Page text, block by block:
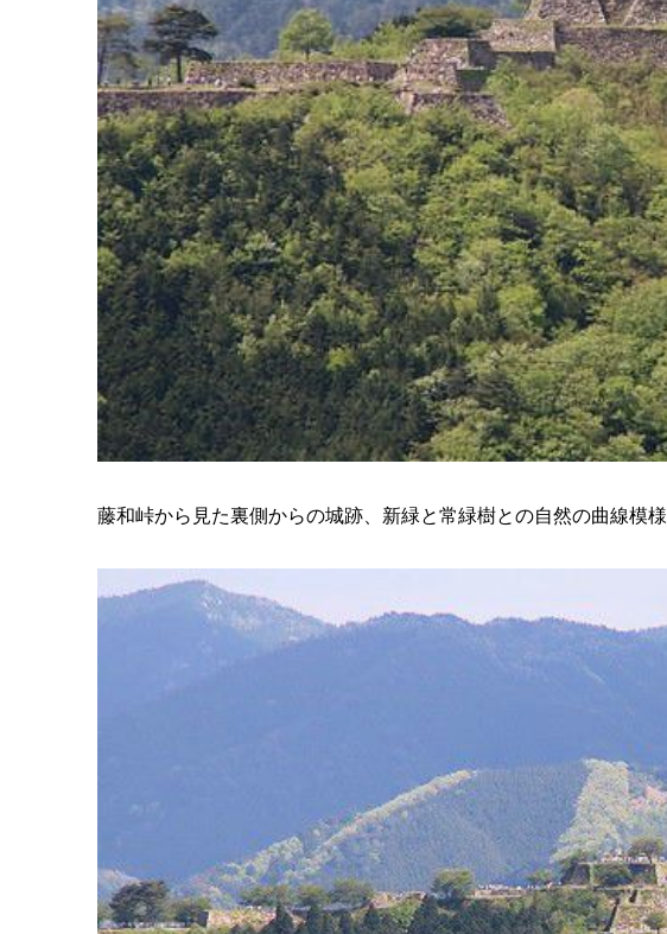
藤和峠から見た裏側からの城跡、新緑と常緑樹との自然の曲線模様